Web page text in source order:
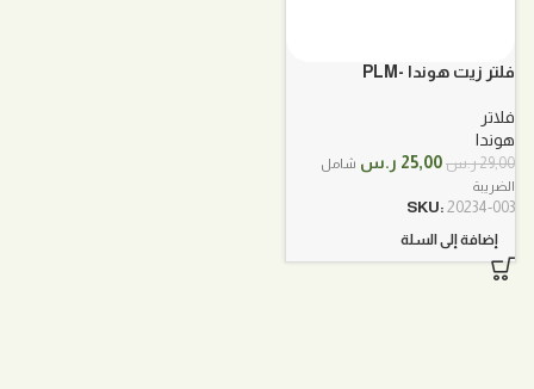
فلتر زيت هوندا PLM-
فلاتر
هوندا
29,00ر.س السعر
هو:
25,00 ر.س السعر
شامل
الضريبة
SKU: 20234-003
إضافة إلى السلة